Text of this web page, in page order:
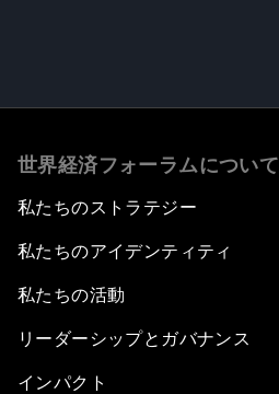
世界経済フォーラムについて
私たちのストラテジー
私たちのアイデンティティ
私たちの活動
リーダーシップとガバナンス
インパクト